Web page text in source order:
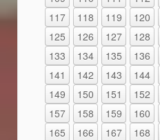
117
118 119 120
125
126 127 128
133
134 135 136
141
142 143 144
149
150 151 152
157
158 159 160
165
166 167 168